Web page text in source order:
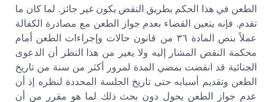
الطعن في هذا الحكم بطريق النقض يكون غير جائز. لما كان ما
تقدم. فإنه يتعين القضاء بعدم جواز الطعن مع مصادرة الكفالة
عملاً بنص المادة ٣٦ من قانون حالات وإجراءات الطعن أمام
محكمة النقض المشار إليه ولا يغير من هذا النظر أن الدعوى
الجنائية قد انقضت بمضي المدة لمرور أكثر من سنة من تاريخ
الطعن وتقديم أسبابه حتى تاريخ الجلسة المحددة لنظره إذ أن
عدم جواز الطعن يحول دون بحث ذلك لما هو مقرر من أن